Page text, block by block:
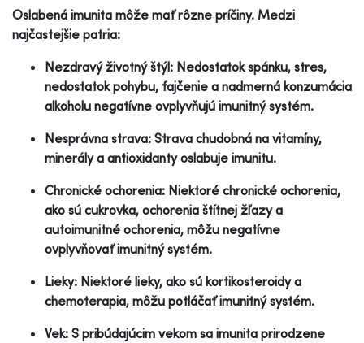
Oslabená imunita môže mať rôzne príčiny. Medzi
najčastejšie patria:
Nezdravý životný štýl: Nedostatok spánku, stres,
nedostatok pohybu, fajčenie a nadmerná konzumácia
alkoholu negatívne ovplyvňujú imunitný systém.
Nesprávna strava: Strava chudobná na vitamíny,
minerály a antioxidanty oslabuje imunitu.
Chronické ochorenia: Niektoré chronické ochorenia,
ako sú cukrovka, ochorenia štítnej žľazy a
autoimunitné ochorenia, môžu negatívne
ovplyvňovať imunitný systém.
Lieky: Niektoré lieky, ako sú kortikosteroidy a
chemoterapia, môžu potláčať imunitný systém.
Vek: S pribúdajúcim vekom sa imunita prirodzene